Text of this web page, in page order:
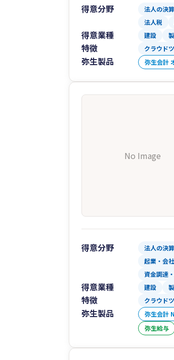
得意分野 法人の決
法人税
得意業種 建設
特徴 クラウド
弥生製品 弥生会計
No Image
得意分野 法人の決
起業・会
資金調達
得意業種 建設
特徴 クラウド
弥生製品 弥生会計
弥生給与